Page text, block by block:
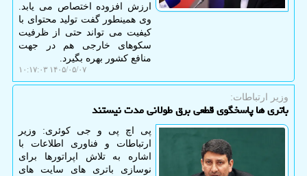
ارزش افزوده اختصاص می یابد.
وی همینطور گفت تولید محتوای با
کیفیت می تواند حتی از ظرفیت
سکوهای خارجی هم در جهت
منافع کشور بهره بگیرد.
۱۴۰۵/۰۵/۰۷ ۱۰:۱۷:۰۳
وزیر ارتباطات:
باتری ها پاسخگوی قطعی برق طولانی مدت نیستند
پی اچ پی و جی کوئری: وزیر
ارتباطات و فناوری اطلاعات با
اشاره به تلاش اپراتورها برای
نوسازی باتری های سایت های